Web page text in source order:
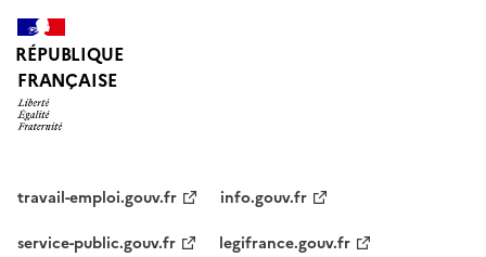
RÉPUBLIQUE
FRANÇAISE
travail-emploi.gouv.fr
info.gouv.fr
service-public.gouv.fr
legifrance.gouv.fr